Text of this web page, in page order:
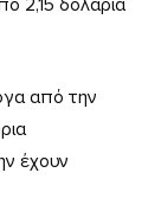
από την
έχουν